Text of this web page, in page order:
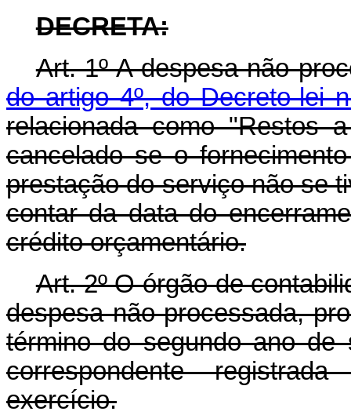
DECRETA:
Art. 1º A despesa não
do artigo 4º, do Decreto-lei
relacionada como "Restos
cancelado se o
prestação do serviço não se
contar da data do
crédito orçamentário.
Art. 2º O órgão de
despesa não processada,
término do segundo ano de
correspondente
exercício.